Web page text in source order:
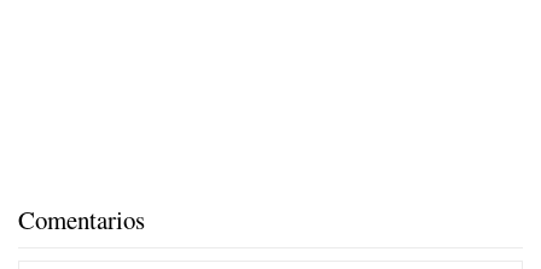
Comentarios